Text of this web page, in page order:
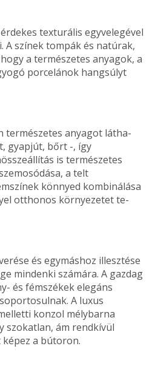
texturális egyvelegével
színek tompák és natúrak,
a természetes anyagok, a
porcelánok hangsúlyt
természetes anyagot látha­
gyap­jút, bőrt -, így
is természetes
a telt
könnyed kombi­nálása
otthonos környezetet te­
és egymáshoz illeszté­se
mindenki számára. A gazdag
és fémszékek elegáns
A lu­xus
konzol mélybarna
szokatlan, ám rendkívül
a bútoron.